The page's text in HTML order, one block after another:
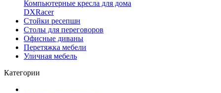
Компьютерные кресла для дома
DXRacer
Стойки ресепшн
Столы для переговоров
Офисные диваны
Перетяжка мебели
Уличная мебель
Категории